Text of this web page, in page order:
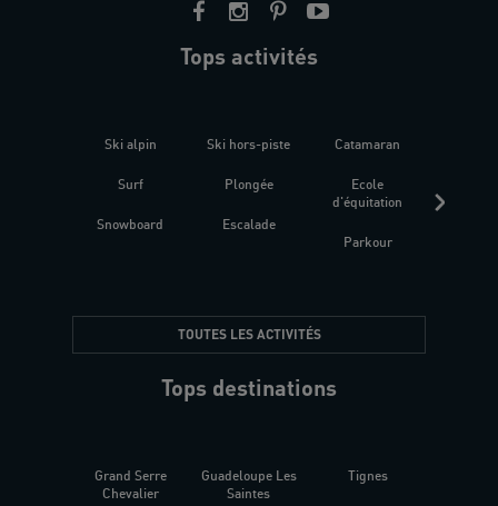
Tops activités
Ski alpin
Surf
Snowboard
Ski hors-piste
Plongée
Escalade
Catamaran
Ecole
d'équitation
Parkour
TOUTES LES ACTIVITÉS
Tops destinations
Grand Serre
Chevalier
Guadeloupe Les
Saintes
Tignes